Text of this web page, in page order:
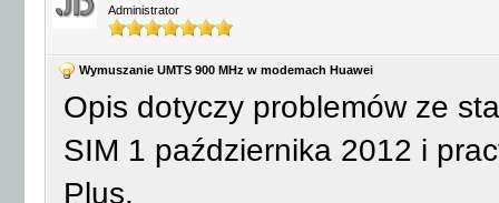
Administrator
Wymuszanie UMTS 900 MHz w modemach Huawei
Opis dotyczy problemów ze
SIM 1 października 2012 i
Plus.